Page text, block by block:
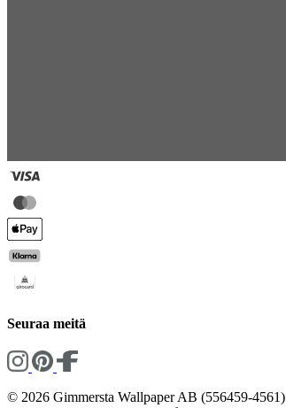
Seuraa meitä
© 2026 Gimmersta Wallpaper AB (556459-4561)